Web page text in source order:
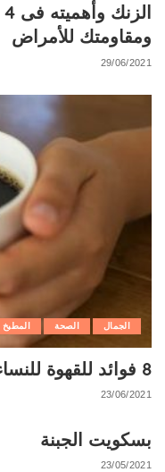
ومقاومتك للأمراض
29/06/2021
الجمال الصحة المطبخ
8 فوائد للقهوة للنساء لن تصدقيها
23/06/2021
بسكويت الجبنة
23/05/2021